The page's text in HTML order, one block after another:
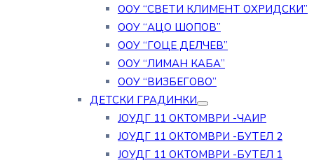
ООУ “СВЕТИ КЛИМЕНТ ОХРИДСКИ”
ООУ “АЦО ШОПОВ”
ООУ “ГОЦЕ ДЕЛЧЕВ”
ООУ “ЛИМАН КАБА”
ООУ “ВИЗБЕГОВО”
ДЕТСКИ ГРАДИНКИ
ЈОУДГ 11 ОКТОМВРИ -ЧАИР
ЈОУДГ 11 ОКТОМВРИ -БУТЕЛ 2
ЈОУДГ 11 ОКТОМВРИ -БУТЕЛ 1